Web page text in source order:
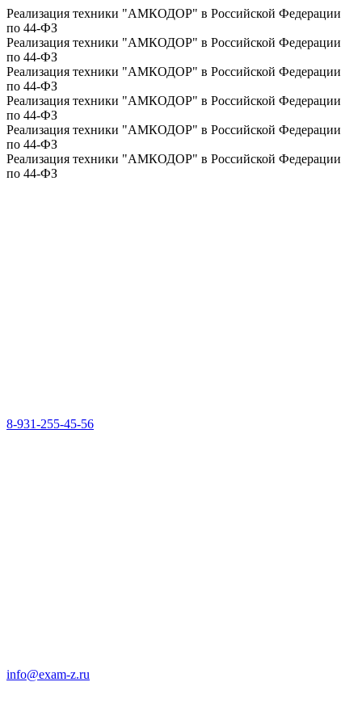
Реализация техники "АМКОДОР" в Российской Федерации
по 44-ФЗ
Реализация техники "АМКОДОР" в Российской Федерации
по 44-ФЗ
Реализация техники "АМКОДОР" в Российской Федерации
по 44-ФЗ
Реализация техники "АМКОДОР" в Российской Федерации
по 44-ФЗ
Реализация техники "АМКОДОР" в Российской Федерации
по 44-ФЗ
Реализация техники "АМКОДОР" в Российской Федерации
по 44-ФЗ
8-931-255-45-56
info@exam-z.ru